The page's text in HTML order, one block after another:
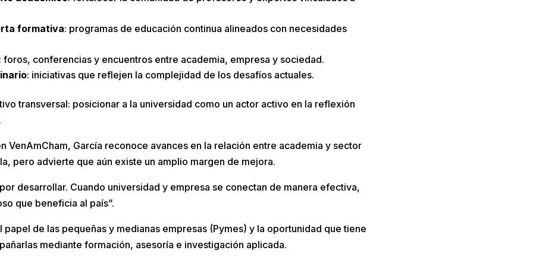
formativa: programas de educación continua alineados con necesidades
foros, conferencias y encuentros entre academia, empresa y sociedad.
: iniciativas que reflejen la complejidad de los desafíos actuales.
transversal: posicionar a la universidad como un actor activo en la reflexión
VenAmCham, García reconoce avances en la relación entre academia y sector
pero advierte que aún existe un amplio margen de mejora.
desarrollar. Cuando universidad y empresa se conectan de manera efectiva,
que beneficia al país”.
papel de las pequeñas y medianas empresas (Pymes) y la oportunidad que tiene
mediante formación, asesoría e investigación aplicada.